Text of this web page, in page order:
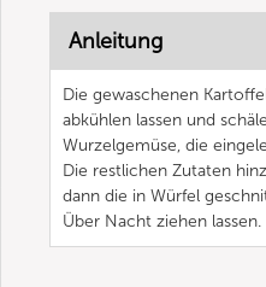
Anleitung
Die gewaschenen
abkühlen lassen und
Wurzelgemüse, die
Die restlichen Zutaten
dann die in Würfel
Über Nacht ziehen lassen.